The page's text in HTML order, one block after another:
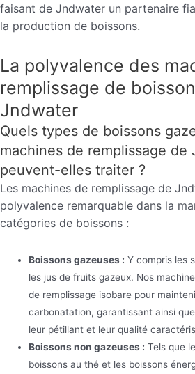
faisant de Jndwater un partenaire
la production de boissons.
La polyvalence des
remplissage de
Jndwater
Quels types de boissons
machines de remplissage de
peuvent-elles traiter ?
Les machines de remplissage de
polyvalence remarquable dans la
catégories de boissons :
Boissons gazeuses : Y compris les
les jus de fruits gazeux. Nos
de remplissage isobare pour
carbonatation, garantissant ainsi
leur pétillant et leur qualité
Boissons non gazeuses : Tels que
boissons au thé et les boissons